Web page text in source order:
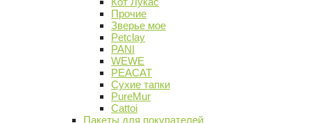
Прочие
Зверье мое
Petclay
PANI
WEWE
PEACAT
Сухие тапки
PureMur
Cattoi
Пакеты для покупателей